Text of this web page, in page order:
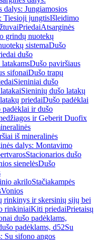
dalys: Jungiamosios
Tiesioji jungtisIšleidimo
PriedaiAtsarginės
grindų nuotekų
sistemaDušo
dušo
Dušo paviršiaus
sifonaiDušo trapų
Sieniniai dušo
Sieninių dušo latakų
priedaiDušo padėklai
padėklai ir dušo
ir Geberit Duofix
iš mineralinės
dalys: Montavimo
Stacionarios dušo
sienelėsDušo
akriloStačiakampės
Vonios
rinkinys ir skersinių sijų bei
rinkiniaiKiti priedaiPrietaisų
dušo padėklams,
padėklams, d52Su
Su sifono angos